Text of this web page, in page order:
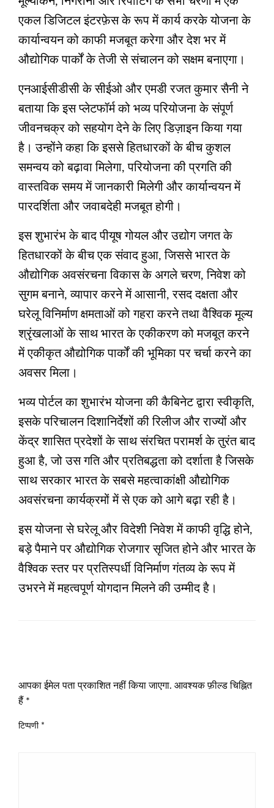
एकल डिजिटल इंटरफ़ेस के रूप में कार्य करके योजना के
कार्यान्वयन को काफी मजबूत करेगा और देश भर में
औद्योगिक पार्कों के तेजी से संचालन को सक्षम बनाएगा।
एनआईसीडीसी के सीईओ और एमडी रजत कुमार सैनी ने
बताया कि इस प्लेटफॉर्म को भव्य परियोजना के संपूर्ण
जीवनचक्र को सहयोग देने के लिए डिज़ाइन किया गया
है। उन्होंने कहा कि इससे हितधारकों के बीच कुशल
समन्वय को बढ़ावा मिलेगा, परियोजना की प्रगति की
वास्तविक समय में जानकारी मिलेगी और कार्यान्वयन में
पारदर्शिता और जवाबदेही मजबूत होगी।
इस शुभारंभ के बाद पीयूष गोयल और उद्योग जगत के
हितधारकों के बीच एक संवाद हुआ, जिससे भारत के
औद्योगिक अवसंरचना विकास के अगले चरण, निवेश को
सुगम बनाने, व्यापार करने में आसानी, रसद दक्षता और
घरेलू विनिर्माण क्षमताओं को गहरा करने तथा वैश्विक मूल्य
श्रृंखलाओं के साथ भारत के एकीकरण को मजबूत करने
में एकीकृत औद्योगिक पार्कों की भूमिका पर चर्चा करने का
अवसर मिला।
भव्य पोर्टल का शुभारंभ योजना की कैबिनेट द्वारा स्वीकृति,
इसके परिचालन दिशानिर्देशों की रिलीज और राज्यों और
केंद्र शासित प्रदेशों के साथ संरचित परामर्श के तुरंत बाद
हुआ है, जो उस गति और प्रतिबद्धता को दर्शाता है जिसके
साथ सरकार भारत के सबसे महत्वाकांक्षी औद्योगिक
अवसंरचना कार्यक्रमों में से एक को आगे बढ़ा रही है।
इस योजना से घरेलू और विदेशी निवेश में काफी वृद्धि होने,
बड़े पैमाने पर औद्योगिक रोजगार सृजित होने और भारत के
वैश्विक स्तर पर प्रतिस्पर्धी विनिर्माण गंतव्य के रूप में
उभरने में महत्वपूर्ण योगदान मिलने की उम्मीद है।
आपका ईमेल पता प्रकाशित नहीं किया जाएगा. आवश्यक फ़ील्ड चिह्नित
हैं *
टिप्पणी *